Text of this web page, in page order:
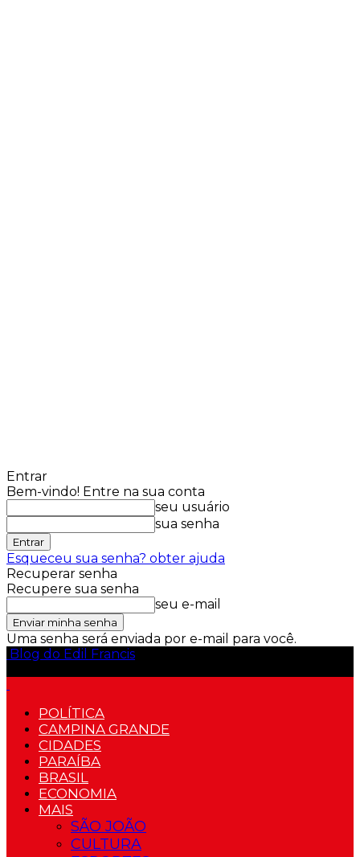
Entrar
Bem-vindo! Entre na sua conta
seu usuário
sua senha
Esqueceu sua senha? obter ajuda
Recuperar senha
Recupere sua senha
seu e-mail
Uma senha será enviada por e-mail para você.
Blog do Edil Francis
POLÍTICA
CAMPINA GRANDE
CIDADES
PARAÍBA
BRASIL
ECONOMIA
MAIS
SÃO JOÃO
CULTURA